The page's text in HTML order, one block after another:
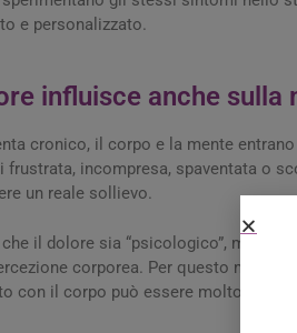
e personalizzato.
influisce anche sulla
cronico, il corpo e la mente
frustrata, incompresa, spaventata o
un reale sollievo.
il dolore sia “psicologico”, ma che
corporea. Per questo motivo,
con il corpo può essere molto utile.